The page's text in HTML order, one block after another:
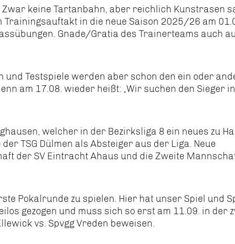
Zwar keine Tartanbahn, aber reichlich Kunstrasen
in die neue Saison 2025/26 am
Gnade/Gratia des Trainerteams auch
und Testspiele werden aber schon den ein oder
am 17.08. wieder heißt: „Wir suchen den Sieger
welcher in der Bezirksliga 8 ein neues zu
TSG Dülmen als Absteiger aus der Liga. Neue
der SV Eintracht Ahaus und die Zweite
Pokalrunde zu spielen. Hier hat unser Spiel und
gezogen und muss sich so erst am 11.09. in der
vs. Spvgg Vreden beweisen.